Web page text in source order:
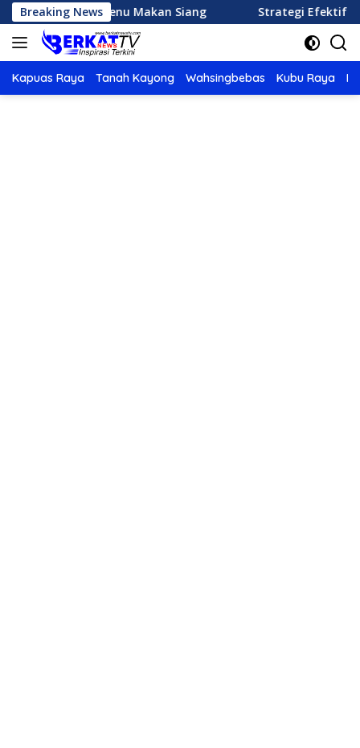
Langsung
ke
konten
Breaking News
Menu Makan Siang Strategi Efektif
Kapuas Raya Tanah Kayong Wahsingbebas Kubu Raya